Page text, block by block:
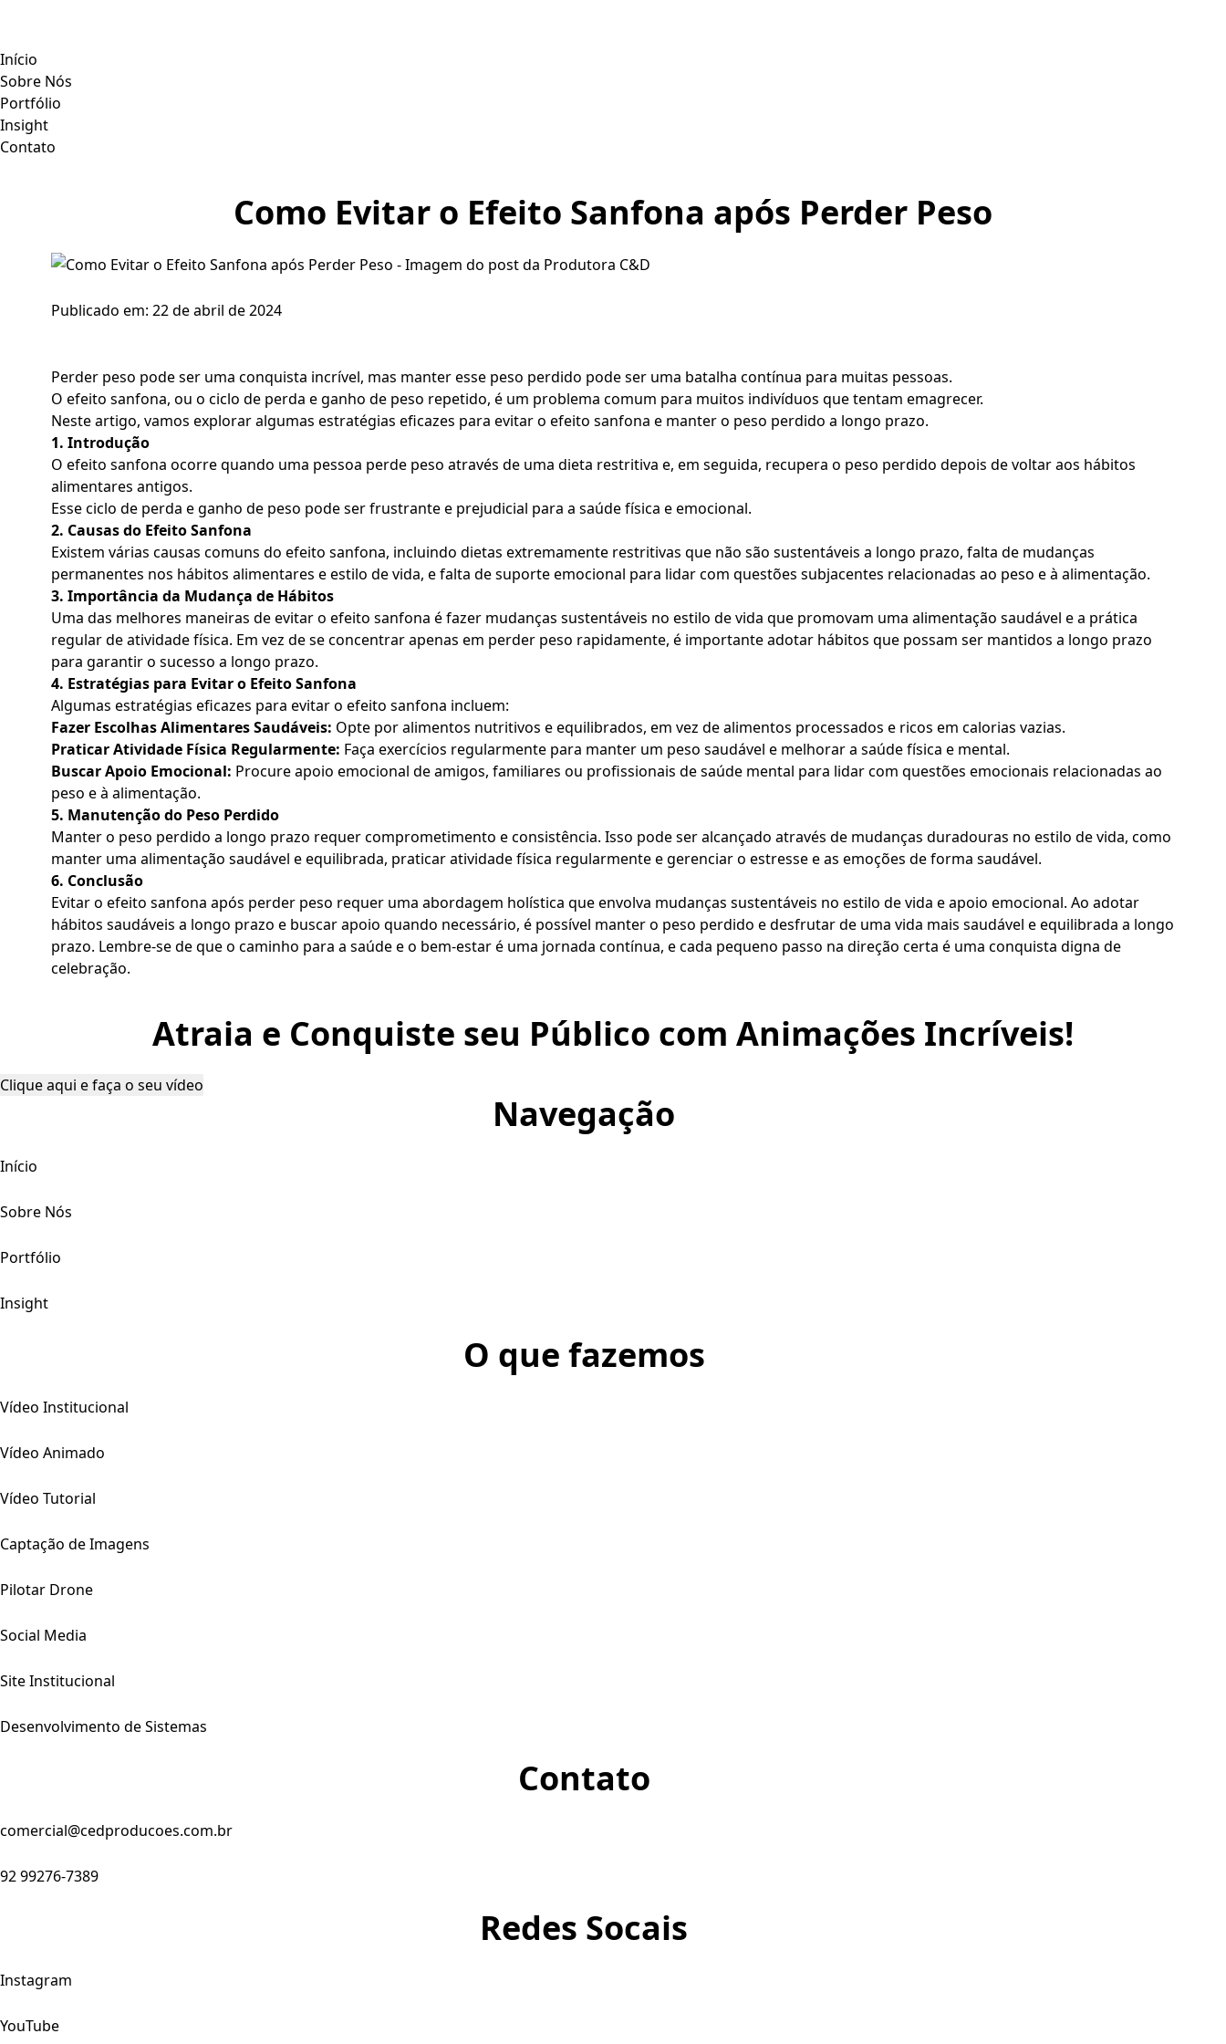
Início
Sobre Nós
Portfólio
Insight
Contato
Como Evitar o Efeito Sanfona após Perder Peso
Publicado em: 22 de abril de 2024
Perder peso pode ser uma conquista incrível, mas manter esse peso perdido pode ser uma batalha contínua para muitas pessoas.
O efeito sanfona, ou o ciclo de perda e ganho de peso repetido, é um problema comum para muitos indivíduos que tentam emagrecer.
Neste artigo, vamos explorar algumas estratégias eficazes para evitar o efeito sanfona e manter o peso perdido a longo prazo.
1. Introdução
O efeito sanfona ocorre quando uma pessoa perde peso através de uma dieta restritiva e, em seguida, recupera o peso perdido depois de voltar aos hábitos
alimentares antigos.
Esse ciclo de perda e ganho de peso pode ser frustrante e prejudicial para a saúde física e emocional.
2. Causas do Efeito Sanfona
Existem várias causas comuns do efeito sanfona, incluindo dietas extremamente restritivas que não são sustentáveis a longo prazo, falta de mudanças
permanentes nos hábitos alimentares e estilo de vida, e falta de suporte emocional para lidar com questões subjacentes relacionadas ao peso e à alimentação.
3. Importância da Mudança de Hábitos
Uma das melhores maneiras de evitar o efeito sanfona é fazer mudanças sustentáveis no estilo de vida que promovam uma alimentação saudável e a prática
regular de atividade física. Em vez de se concentrar apenas em perder peso rapidamente, é importante adotar hábitos que possam ser mantidos a longo prazo
para garantir o sucesso a longo prazo.
4. Estratégias para Evitar o Efeito Sanfona
Algumas estratégias eficazes para evitar o efeito sanfona incluem:
Fazer Escolhas Alimentares Saudáveis: Opte por alimentos nutritivos e equilibrados, em vez de alimentos processados e ricos em calorias vazias.
Praticar Atividade Física Regularmente: Faça exercícios regularmente para manter um peso saudável e melhorar a saúde física e mental.
Buscar Apoio Emocional: Procure apoio emocional de amigos, familiares ou profissionais de saúde mental para lidar com questões emocionais relacionadas ao
peso e à alimentação.
5. Manutenção do Peso Perdido
Manter o peso perdido a longo prazo requer comprometimento e consistência. Isso pode ser alcançado através de mudanças duradouras no estilo de vida, como
manter uma alimentação saudável e equilibrada, praticar atividade física regularmente e gerenciar o estresse e as emoções de forma saudável.
6. Conclusão
Evitar o efeito sanfona após perder peso requer uma abordagem holística que envolva mudanças sustentáveis no estilo de vida e apoio emocional. Ao adotar
hábitos saudáveis a longo prazo e buscar apoio quando necessário, é possível manter o peso perdido e desfrutar de uma vida mais saudável e equilibrada a longo
prazo. Lembre-se de que o caminho para a saúde e o bem-estar é uma jornada contínua, e cada pequeno passo na direção certa é uma conquista digna de
celebração.
Atraia e Conquiste seu Público com Animações Incríveis!
Clique aqui e faça o seu vídeo
Navegação
Início
Sobre Nós
Portfólio
Insight
O que fazemos
Vídeo Institucional
Vídeo Animado
Vídeo Tutorial
Captação de Imagens
Pilotar Drone
Social Media
Site Institucional
Desenvolvimento de Sistemas
Contato
comercial@cedproducoes.com.br
92 99276-7389
Redes Socais
Instagram
YouTube